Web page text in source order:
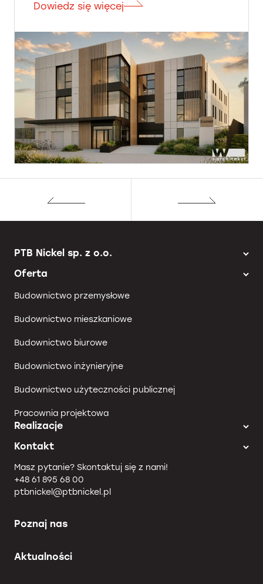
Dowiedz się więcej
PTB Nickel sp. z o.o.
Kontakt
Masz pytanie? Skontaktuj się z nami!
+48 61 895 68 00
ptbnickel@ptbnickel.pl
Poznaj nas
Aktualności
Oferta
Budownictwo przemysłowe
Budownictwo mieszkaniowe
Budownictwo biurowe
Budownictwo inżynieryjne
Budownictwo użyteczności publicznej
Pracownia projektowa
Realizacje